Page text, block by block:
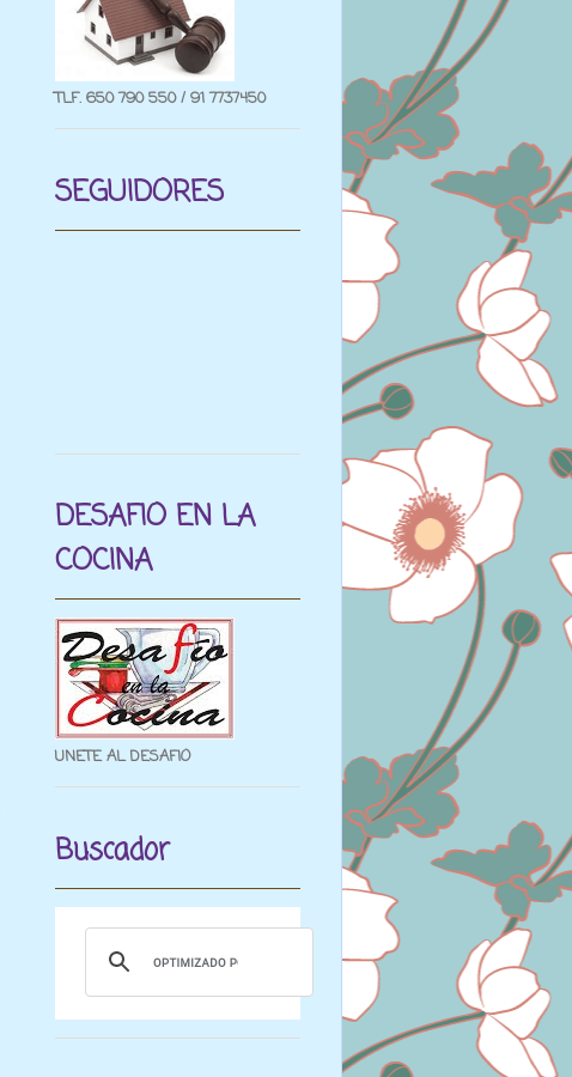
TLF. 650 790 550 / 91 7737450
SEGUIDORES
DESAFIO EN LA
COCINA
UNETE AL DESAFIO
Buscador